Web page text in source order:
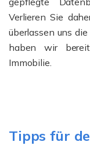
Verlieren Sie
überlassen uns
haben wir
Immobilie.
Tipps für